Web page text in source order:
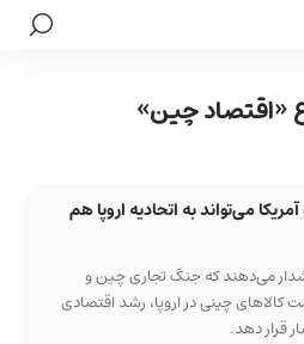
چین»
می‌تواند به اتحادیه اروپا هم
می‌دهند که جنگ تجاری چین و
چینی در اروپا، رشد اقتصادی
دهد.